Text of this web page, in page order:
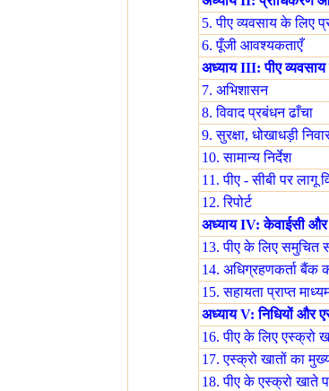
5. पीए व्यवसाय के लिए
6. पूँजी आवश्यकताएँ
अध्याय III: पीए व्यवसाय
7. अभिशासन
8. विवाद प्रबंधन ढाँचा
9. सुरक्षा, धोखाधड़ी
10. सामान्य निर्देश
11. पीए - सीबी पर लागू
12. रिपोर्ट
अध्याय IV: केवाईसी और
13. पीए के लिए समुचित
14. अधिग्रहणकर्ता बैंक
15. सहायता प्राप्त
अध्याय V: निधियों और
16. पीए के लिए एस्क्रो
17. एस्क्रो खातों का
18. पीए के एस्क्रो खाते